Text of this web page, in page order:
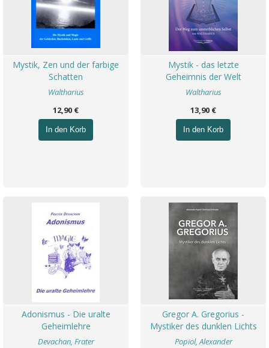
Mystik, Zen und der farbige
Schatten
Waltharius
12,90 €
In den Korb
Mystik - das letzte
Geheimnis der Welt
Waltharius
13,90 €
In den Korb
Adonismus - Die uralte
Geheimlehre
Devachan, Frater
Gregor A. Gregorius -
Mystiker des dunklen Lichts
Popiol, Alexander